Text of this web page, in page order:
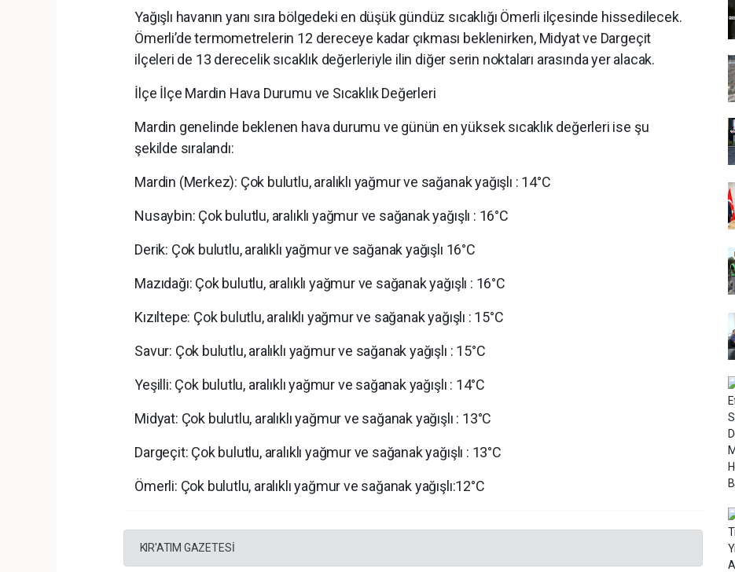
Yağışlı havanın yanı sıra bölgedeki en düşük gündüz sıcaklığı Ömerli ilçesinde hissedilecek.
Ömerli’de termometrelerin 12 dereceye kadar çıkması beklenirken, Midyat ve Dargeçit
ilçeleri de 13 derecelik sıcaklık değerleriyle ilin diğer serin noktaları arasında yer alacak.
İlçe İlçe Mardin Hava Durumu ve Sıcaklık Değerleri
Mardin genelinde beklenen hava durumu ve günün en yüksek sıcaklık değerleri ise şu
şekilde sıralandı:
Mardin (Merkez): Çok bulutlu, aralıklı yağmur ve sağanak yağışlı : 14°C
Nusaybin: Çok bulutlu, aralıklı yağmur ve sağanak yağışlı : 16°C
Derik: Çok bulutlu, aralıklı yağmur ve sağanak yağışlı 16°C
Mazıdağı: Çok bulutlu, aralıklı yağmur ve sağanak yağışlı : 16°C
Kızıltepe: Çok bulutlu, aralıklı yağmur ve sağanak yağışlı : 15°C
Savur: Çok bulutlu, aralıklı yağmur ve sağanak yağışlı : 15°C
Yeşilli: Çok bulutlu, aralıklı yağmur ve sağanak yağışlı : 14°C
Midyat: Çok bulutlu, aralıklı yağmur ve sağanak yağışlı : 13°C
Dargeçit: Çok bulutlu, aralıklı yağmur ve sağanak yağışlı : 13°C
Ömerli: Çok bulutlu, aralıklı yağmur ve sağanak yağışlı:12°C
KIR'ATIM GAZETESİ